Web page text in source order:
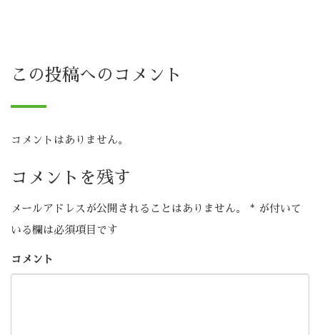
この投稿へのコメント
コメントはありません。
コメントを残す
メールアドレスが公開されることはありません。 * が付いて
いる欄は必須項目です
コメント